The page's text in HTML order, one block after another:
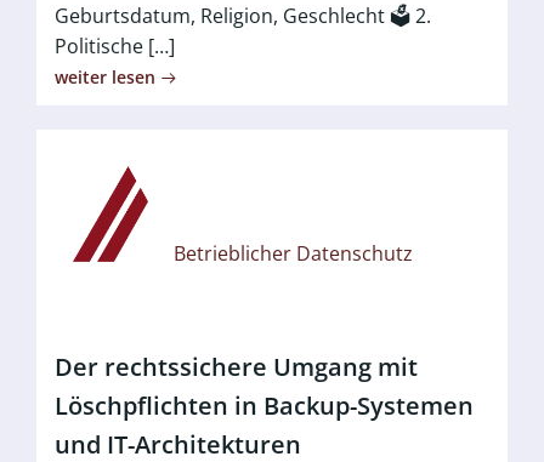
Geburtsdatum, Religion, Geschlecht 🗳️ 2.
Politische […]
weiter lesen
Betrieblicher Datenschutz
Der rechtssichere Umgang mit
Löschpflichten in Backup-Systemen
und IT-Architekturen